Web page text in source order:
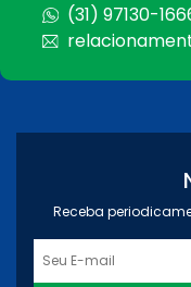
(31) 97130-
Receba